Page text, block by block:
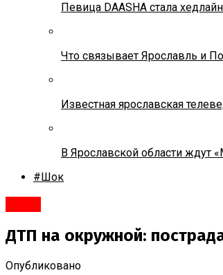
Певица DAASHA стала
Что связывает Ярославль и
Известная ярославская
В Ярославской области ждут
#Шок
ДТП на окружной:
Опубликовано